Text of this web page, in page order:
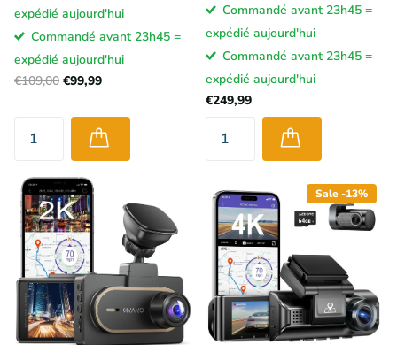
expédié aujourd'hui
Commandé avant 23h45 =
expédié aujourd'hui
€109,00 €99,99
Commandé avant 23h45 =
expédié aujourd'hui
Commandé avant 23h45 =
expédié aujourd'hui
€249,99
Sale -13%